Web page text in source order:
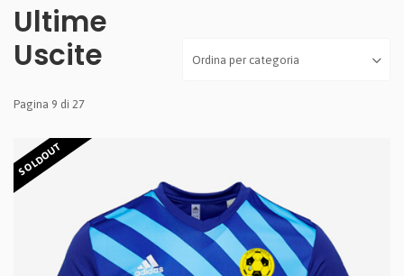
Ultime
Uscite
Pagina 9 di 27
SOLDOUT